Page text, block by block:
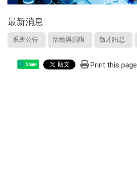
最新消息
系所公告 活動與演講 徵才訊息
Share Print this page